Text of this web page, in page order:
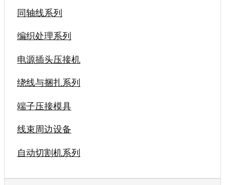
同轴线系列
编织处理系列
电源插头压接机
绕线与捆扎系列
端子压接模具
线束周边设备
自动切割机系列